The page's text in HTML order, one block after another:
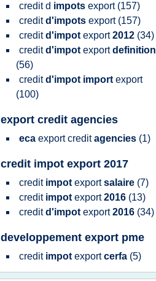
creditd impots export (157)
creditd'impots export (157)
creditd'impot export2012 (34)
creditd'impot exportdefinition
(56)
creditd'impot import export
(100)
export credit agencies
eca export creditagencies (1)
credit impot export 2017
credit impot exportsalaire (7)
credit impot export2016 (13)
creditd'impot export2016 (34)
developpement export pme
credit impot exportcerfa (5)